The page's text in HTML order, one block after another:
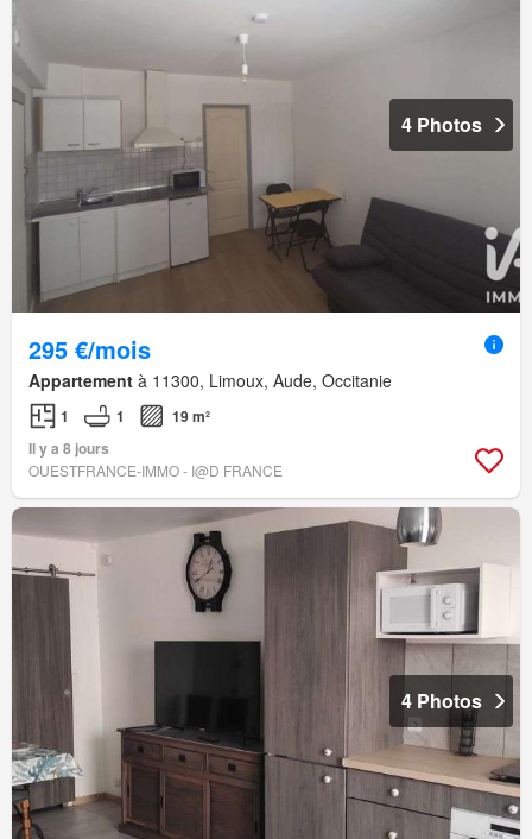
4 Photos
295 €/mois
Appartement à 11300, Limoux, Aude, Occitanie
1 1
19 m²
Il y a 8 jours
OUESTFRANCE-IMMO - I@D FRANCE
4 Photos